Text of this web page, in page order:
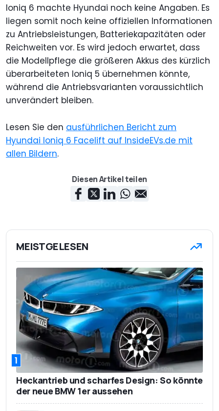
Ioniq 6 machte Hyundai noch keine Angaben. Es
liegen somit noch keine offiziellen Informationen
zu Antriebsleistungen, Batteriekapazitäten oder
Reichweiten vor. Es wird jedoch erwartet, dass
die Modellpflege die größeren Akkus des kürzlich
überarbeiteten Ioniq 5 übernehmen könnte,
während die Antriebsvarianten voraussichtlich
unverändert bleiben.
Lesen Sie den ausführlichen Bericht zum
Hyundai Ioniq 6 Facelift auf InsideEVs.de mit
allen Bildern.
Diesen Artikel teilen
MEISTGELESEN
1
Heckantrieb und scharfes Design: So könnte
der neue BMW 1er aussehen